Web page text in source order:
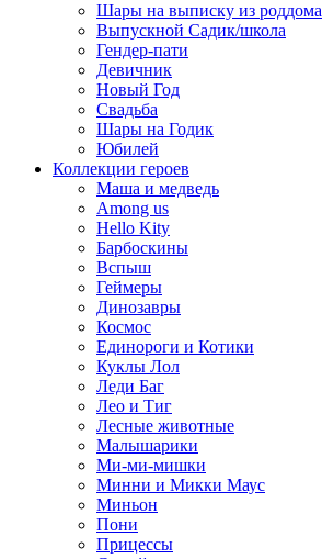
Шары на выписку из роддома
Выпускной Садик/школа
Гендер-пати
Девичник
Новый Год
Свадьба
Шары на Годик
Юбилей
Коллекции героев
Маша и медведь
Among us
Hello Kity
Барбоскины
Вспыш
Геймеры
Динозавры
Космос
Единороги и Котики
Куклы Лол
Леди Баг
Лео и Тиг
Лесные животные
Малышарики
Ми-ми-мишки
Минни и Микки Маус
Миньон
Пони
Прицессы